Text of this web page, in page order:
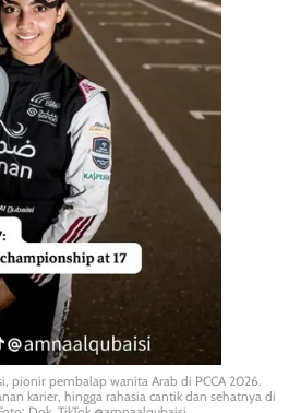
pionir pembalap wanita Arab di PCCA 2026.
karier, hingga rahasia cantik dan sehatnya di